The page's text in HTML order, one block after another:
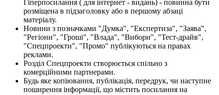
Гіперпосилання ( для інтернет - видань) - повинна бути
розміщена в підзаголовку або в першому абзаці
матеріалу.
Новини з позначками "Думка", "Експертиза", "Заява",
"Регіони", "Гроші", "Влада", "Вибори", "Тест-драйв",
"Спецпроекти", "Промо" публікуються на правах
реклами.
Розділ Спецпроекти створюється спільно з
комерційними партнерами.
Будь яке копіювання, публікація, передрук, чи наступне
поширення інформації, що містить посилання на